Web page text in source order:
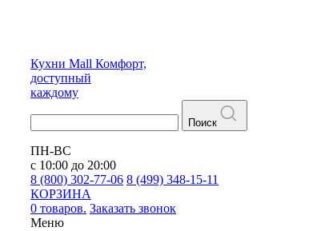
Кухни Mall Комфорт,
доступный
каждому
Поиск
ПН-ВС
с 10:00 до 20:00
8 (800) 302-77-06 8 (499) 348-15-11
КОРЗИНА
0 товаров. Заказать звонок
Меню